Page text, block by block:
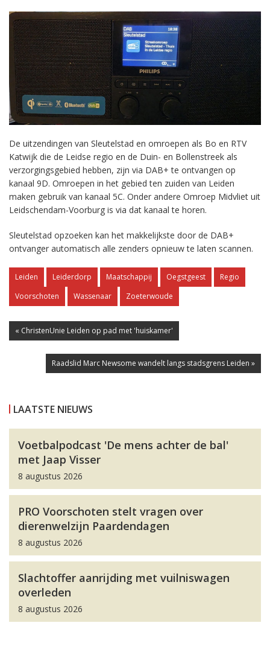
De uitzendingen van Sleutelstad en omroepen als Bo en RTV
Katwijk die de Leidse regio en de Duin- en Bollenstreek als
verzorgingsgebied hebben, zijn via DAB+ te ontvangen op
kanaal 9D. Omroepen in het gebied ten zuiden van Leiden
maken gebruik van kanaal 5C. Onder andere Omroep Midvliet uit
Leidschendam-Voorburg is via dat kanaal te horen.
Sleutelstad opzoeken kan het makkelijkste door de DAB+
ontvanger automatisch alle zenders opnieuw te laten scannen.
Leiden Leiderdorp Maatschappij Oegstgeest
Regio
Voorschoten
Wassenaar Zoeterwoude
« ChristenUnie Leiden op pad met 'huiskamer'
Raadslid Marc Newsome wandelt langs stadsgrens Leiden »
LAATSTE NIEUWS
Voetbalpodcast 'De mens achter de bal'
met Jaap Visser
8 augustus 2026
PRO Voorschoten stelt vragen over
dierenwelzijn Paardendagen
8 augustus 2026
Slachtoffer aanrijding met vuilniswagen
overleden
8 augustus 2026